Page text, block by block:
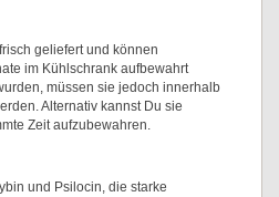
geliefert und können
im Kühlschrank aufbewahrt
müssen sie jedoch innerhalb
Alternativ kannst Du sie
Zeit aufzubewahren.
und Psilocin, die starke